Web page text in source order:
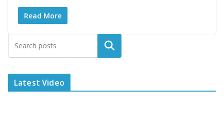
Read More
Latest Video